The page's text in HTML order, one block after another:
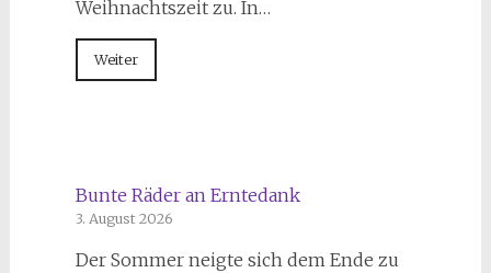
Weihnachtszeit zu. In…
Weiter
Bunte Räder an Erntedank
3. August 2026
Der Sommer neigte sich dem Ende zu